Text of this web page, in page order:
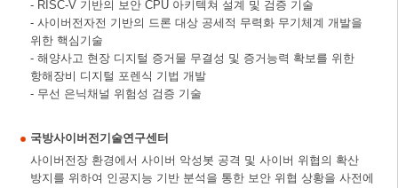
- RISC-V 기반의 보안 CPU 아키텍쳐 설계 및 검증 기술
- 사이버전자전 기반의 드론 대상 공세적 무력화 무기체계 개발을
위한 핵심기술
- 해양사고 현장 디지털 증거물 무결성 및 증거능력 확보를 위한
항해장비 디지털 포렌식 기법 개발
- 무선 은닉채널 위험성 검증 기술
국방사이버전기술연구센터
사이버전장 환경에서 사이버 악성봇 공격 및 사이버 위협의 확산
방지를 위하여 인공지능 기반 분석을 통한 보안 위협 상황을 사전에